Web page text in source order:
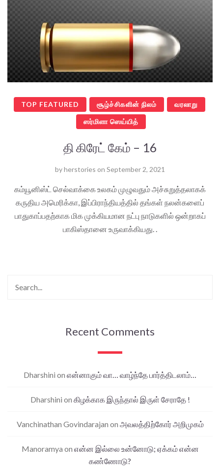
TOP FEATURED சூழ்ச்சிகளின் நிலம் வரலாறு
ஸர்மிளா ஸெய்யித்
தி கிரேட் கேம் – 16
byherstories on September 2, 2021
கம்யூனிஸ்ட் செல்வாக்கை உலகம் முழுவதும் அச்சுறுத்தலாகக்
கருதிய அமெரிக்கா, இப்பிராந்தியத்தில் தங்கள் நலன்களைப்
பாதுகாப்பதற்காக மிக முக்கியமான நட்பு நாடுகளில் ஒன்றாகப்
பாகிஸ்தானை உருவாக்கியது. .
Recent Comments
Dharshini on என்னாகும் வா… வாழ்ந்தே பார்த்திடலாம்…
Dharshini on கிழக்காக இருந்தால் இருள் சேராதே !
Vanchinathan Govindarajan on அவலத்திற்கோர் அறிமுகம்
Manoramya on என்ன இல்லை உன்னோடு; ஏக்கம் என்ன
கண்ணோடு?